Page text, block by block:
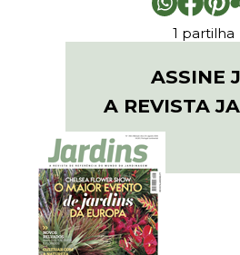
1 partilha
ASSINE
A REVISTA